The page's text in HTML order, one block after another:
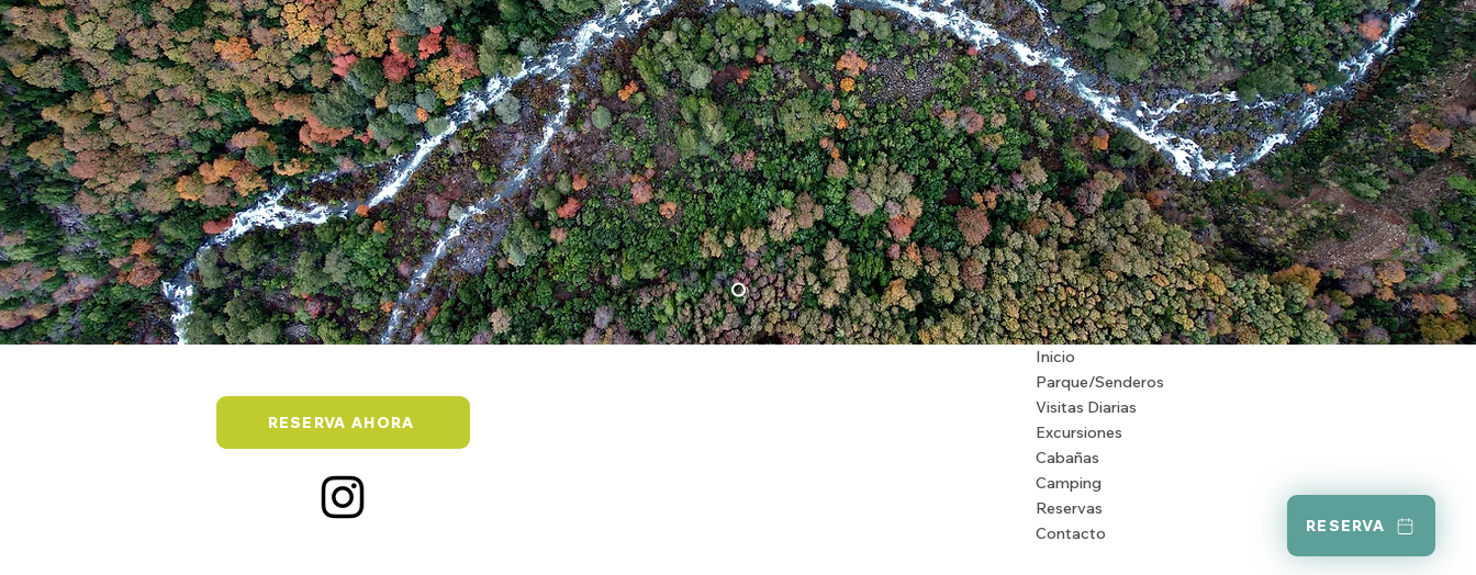
RESERVA
RESERVA AHORA
Inicio
Parque/Senderos
Visitas Diarias
Excursiones
Cabañas
Camping
Reservas
Contacto